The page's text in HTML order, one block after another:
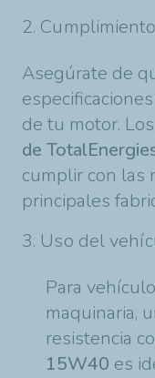
2.
Asegúrate de
de tu motor.
de
cumplir con las
principales
3. Uso del
Para
maquinaria,
resistencia
15W40 es